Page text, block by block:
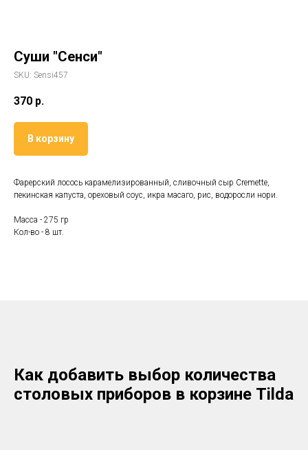
Суши "Сенси"
SKU: Sensi457
370 р.
В корзину
Фарерский лосось карамелизированный, сливочный сыр Cremette,
пекинская капуста, ореховый соус, икра масаго, рис, водоросли нори.
Масса - 275 гр
Кол-во - 8 шт.
Как добавить выбор количества
столовых приборов в корзине Tilda